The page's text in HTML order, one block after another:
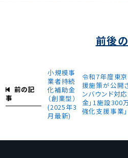
前後
前の記
事
小規模事
業者持続
化補助金
（創業型）
(2025年3
月最新)
令和7年度東
援施策が公開
ンバウンド対
金」1施設300
強化支援事業